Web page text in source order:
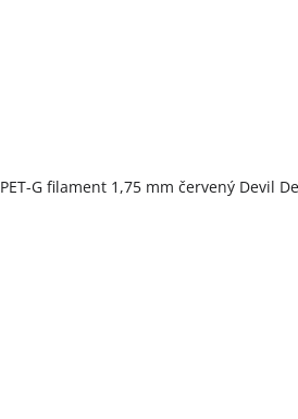
PET-G filament 1,75 mm červený Devil